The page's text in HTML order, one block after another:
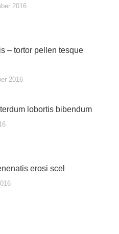
2016
– tortor pellen tesque
2016
lobortis bibendum
erosi scel